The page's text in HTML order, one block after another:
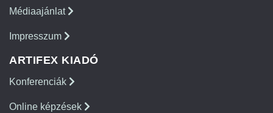
Médiaajánlat
Impresszum
ARTIFEX KIADÓ
Konferenciák
Online képzések